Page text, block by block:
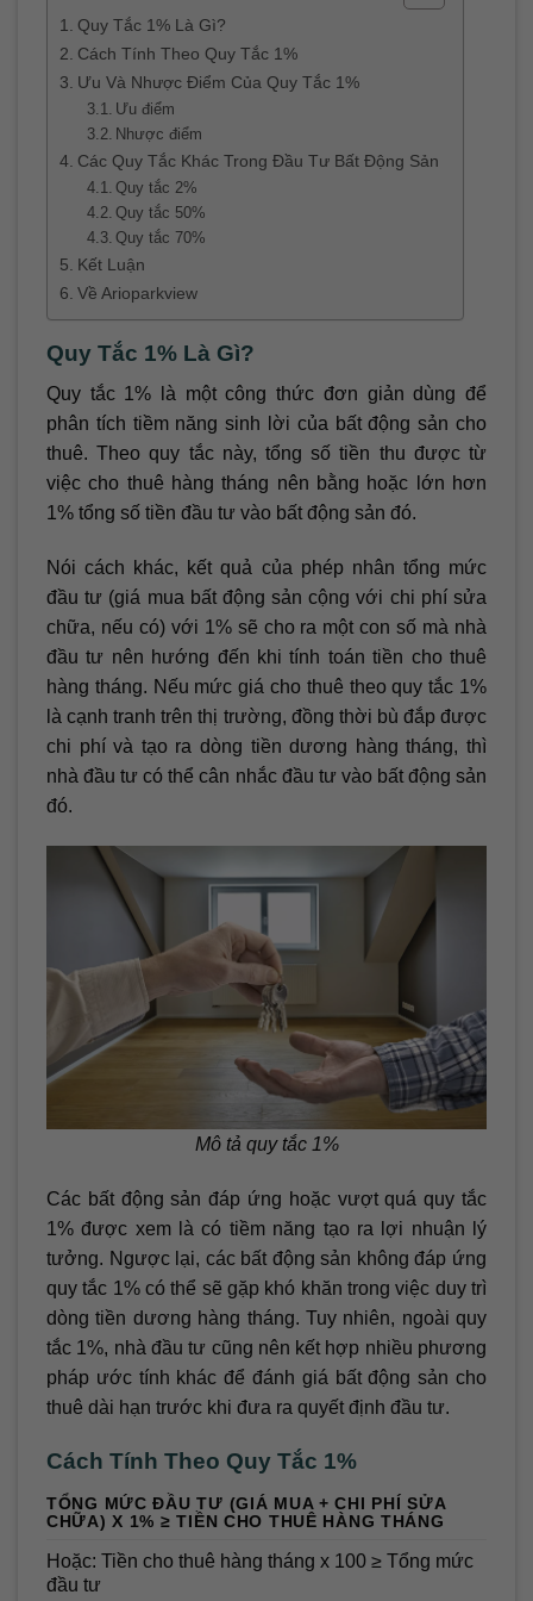
Quy Tắc 1% Là Gì?
Cách Tính Theo Quy Tắc 1%
Ưu Và Nhược Điểm Của Quy Tắc 1%
Ưu điểm
Nhược điểm
Các Quy Tắc Khác Trong Đầu Tư Bất Động Sản
Quy tắc 2%
Quy tắc 50%
Quy tắc 70%
Kết Luận
Về Arioparkview
Quy Tắc 1% Là Gì?
Quy tắc 1% là một công thức đơn giản dùng để
phân tích tiềm năng sinh lời của bất động sản cho
thuê. Theo quy tắc này, tổng số tiền thu được từ
việc cho thuê hàng tháng nên bằng hoặc lớn hơn
1% tổng số tiền đầu tư vào bất động sản đó.
Nói cách khác, kết quả của phép nhân tổng mức
đầu tư (giá mua bất động sản cộng với chi phí sửa
chữa, nếu có) với 1% sẽ cho ra một con số mà nhà
đầu tư nên hướng đến khi tính toán tiền cho thuê
hàng tháng. Nếu mức giá cho thuê theo quy tắc 1%
là cạnh tranh trên thị trường, đồng thời bù đắp được
chi phí và tạo ra dòng tiền dương hàng tháng, thì
nhà đầu tư có thể cân nhắc đầu tư vào bất động sản
đó.
Mô tả quy tắc 1%
Các bất động sản đáp ứng hoặc vượt quá quy tắc
1% được xem là có tiềm năng tạo ra lợi nhuận lý
tưởng. Ngược lại, các bất động sản không đáp ứng
quy tắc 1% có thể sẽ gặp khó khăn trong việc duy trì
dòng tiền dương hàng tháng. Tuy nhiên, ngoài quy
tắc 1%, nhà đầu tư cũng nên kết hợp nhiều phương
pháp ước tính khác để đánh giá bất động sản cho
thuê dài hạn trước khi đưa ra quyết định đầu tư.
Cách Tính Theo Quy Tắc 1%
TỔNG MỨC ĐẦU TƯ (GIÁ MUA + CHI PHÍ SỬA
CHỮA) X 1% ≥ TIỀN CHO THUÊ HÀNG THÁNG
Hoặc: Tiền cho thuê hàng tháng x 100 ≥ Tổng mức
đầu tư